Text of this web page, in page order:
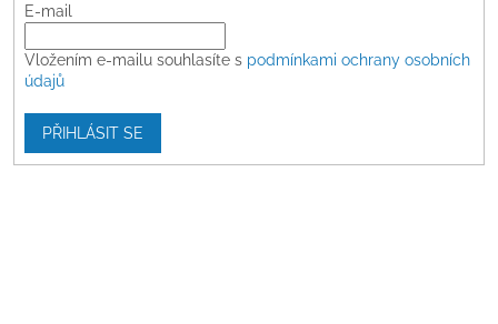
E-mail
Vložením e-mailu souhlasíte s podmínkami ochrany osobních
údajů
PŘIHLÁSIT SE